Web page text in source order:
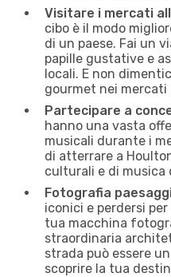
Visitare i mercati
cibo è il modo
di un paese. Fai un
papille gustative e
locali. E non
gourmet nei mercati
Partecipare a
hanno una vasta
musicali durante i
di atterrare a
culturali e di musica
Fotografia
iconici e perdersi
tua macchina
straordinaria
strada può essere
scoprire la tua